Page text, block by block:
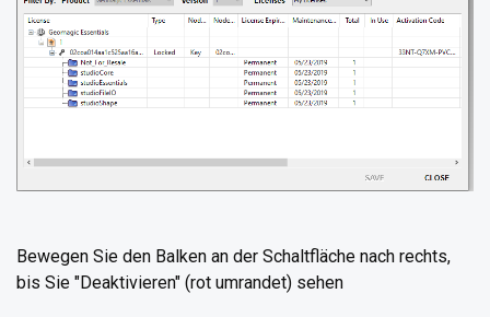
Bewegen Sie den Balken an der Schaltfläche nach rechts,
bis Sie "Deaktivieren" (rot umrandet) sehen